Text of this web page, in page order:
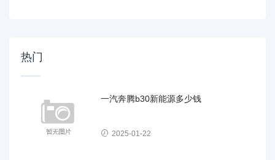
热门
一汽奔腾b30新能源多少钱
2025-01-22